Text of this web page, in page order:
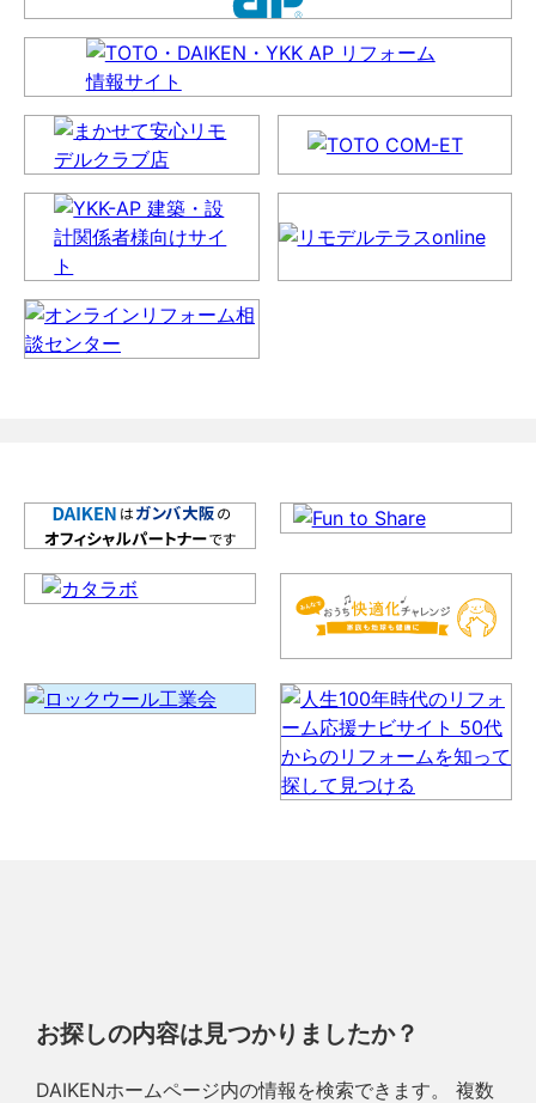
お探しの内容は見つかりましたか？
DAIKENホームページ内の情報を検索できます。 複数